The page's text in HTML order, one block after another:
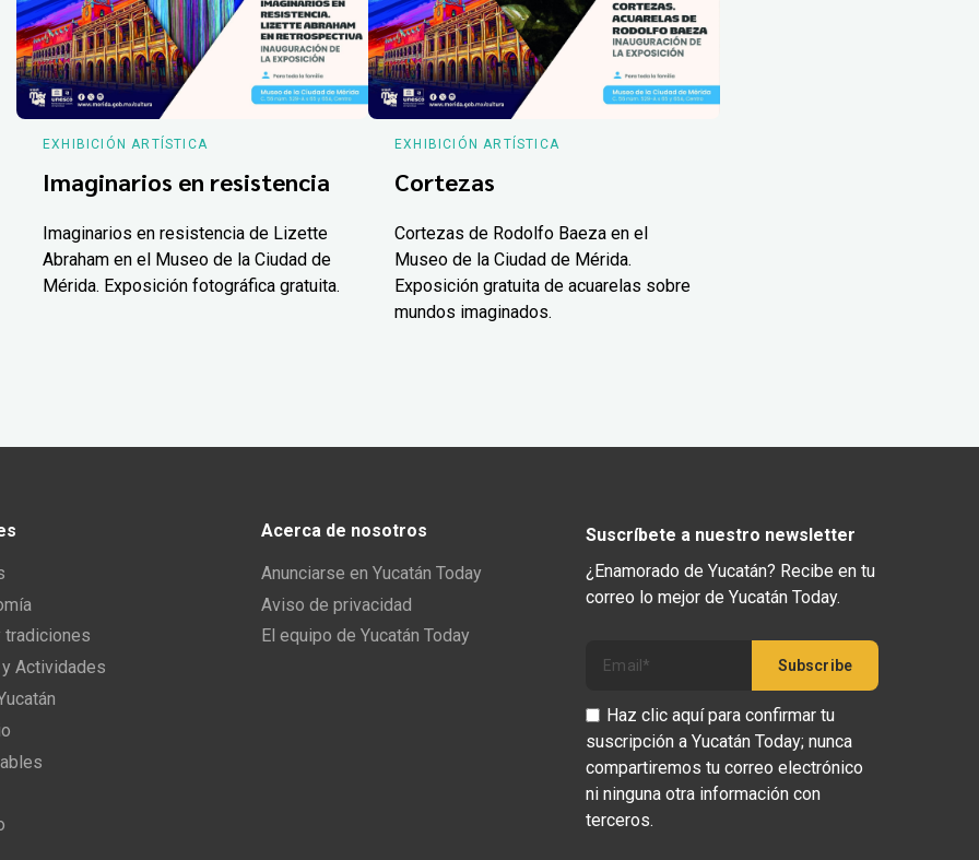
EXHIBICIÓN ARTÍSTICA
Imaginarios en resistencia
Imaginarios en resistencia de Lizette
Abraham en el Museo de la Ciudad de
Mérida. Exposición fotográfica gratuita.
EXHIBICIÓN ARTÍSTICA
Cortezas
Cortezas de Rodolfo Baeza en el
Museo de la Ciudad de Mérida.
Exposición gratuita de acuarelas sobre
mundos imaginados.
tradiciones
Actividades
Acerca de nosotros
Anunciarse en Yucatán Today
Aviso de privacidad
El equipo de Yucatán Today
Suscríbete a nuestro newsletter
¿Enamorado de Yucatán? Recibe en tu
correo lo mejor de Yucatán Today.
Haz clic aquí para confirmar tu
suscripción a Yucatán Today; nunca
compartiremos tu correo electrónico
ni ninguna otra información con
terceros.